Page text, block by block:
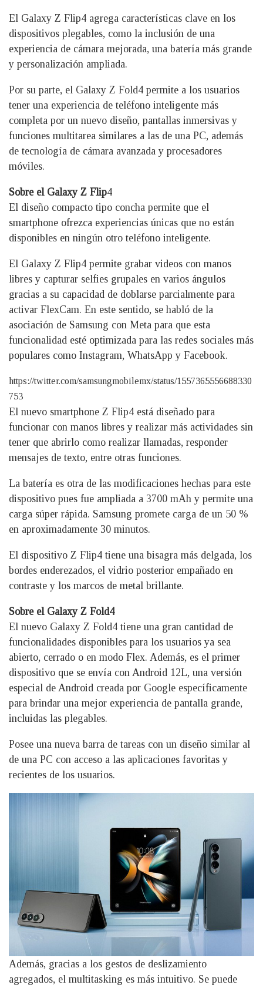
El Galaxy Z Flip4 agrega características clave en los
dispositivos plegables, como la inclusión de una
experiencia de cámara mejorada, una batería más grande
y personalización ampliada.
Por su parte, el Galaxy Z Fold4 permite a los usuarios
tener una experiencia de teléfono inteligente más
completa por un nuevo diseño, pantallas inmersivas y
funciones multitarea similares a las de una PC, además
de tecnología de cámara avanzada y procesadores
móviles.
Sobre el Galaxy Z Flip4
El diseño compacto tipo concha permite que el
smartphone ofrezca experiencias únicas que no están
disponibles en ningún otro teléfono inteligente.
El Galaxy Z Flip4 permite grabar videos con manos
libres y capturar selfies grupales en varios ángulos
gracias a su capacidad de doblarse parcialmente para
activar FlexCam. En este sentido, se habló de la
asociación de Samsung con Meta para que esta
funcionalidad esté optimizada para las redes sociales más
populares como Instagram, WhatsApp y Facebook.
https://twitter.com/samsungmobilemx/status/1557365556688330
753
El nuevo smartphone Z Flip4 está diseñado para
funcionar con manos libres y realizar más actividades sin
tener que abrirlo como realizar llamadas, responder
mensajes de texto, entre otras funciones.
La batería es otra de las modificaciones hechas para este
dispositivo pues fue ampliada a 3700 mAh y permite una
carga súper rápida. Samsung promete carga de un 50 %
en aproximadamente 30 minutos.
El dispositivo Z Flip4 tiene una bisagra más delgada, los
bordes enderezados, el vidrio posterior empañado en
contraste y los marcos de metal brillante.
Sobre el Galaxy Z Fold4
El nuevo Galaxy Z Fold4 tiene una gran cantidad de
funcionalidades disponibles para los usuarios ya sea
abierto, cerrado o en modo Flex. Además, es el primer
dispositivo que se envía con Android 12L, una versión
especial de Android creada por Google específicamente
para brindar una mejor experiencia de pantalla grande,
incluidas las plegables.
Posee una nueva barra de tareas con un diseño similar al
de una PC con acceso a las aplicaciones favoritas y
recientes de los usuarios.
Además, gracias a los gestos de deslizamiento
agregados, el multitasking es más intuitivo. Se puede